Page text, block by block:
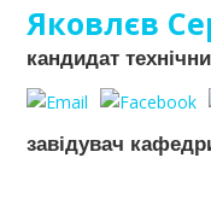
Яковлєв
кандидат
завідувач